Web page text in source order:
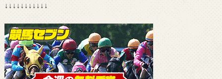
↓↓↓↓↓↓↓↓↓↓↓